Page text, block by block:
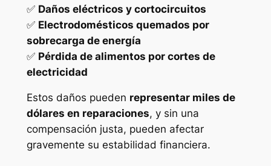
✅ Daños eléctricos y cortocircuitos
✅ Electrodomésticos quemados por
sobrecarga de energía
✅ Pérdida de alimentos por cortes de
electricidad
Estos daños pueden representar miles de
dólares en reparaciones, y sin una
compensación justa, pueden afectar
gravemente su estabilidad financiera.